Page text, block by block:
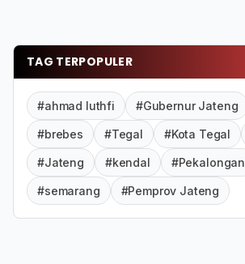
TAG TERPOPULER
#ahmad luthfi #Gubernur Jateng
#brebes #Tegal #Kota Tegal
#Jateng #kendal #Pekalongan
#semarang #Pemprov Jateng